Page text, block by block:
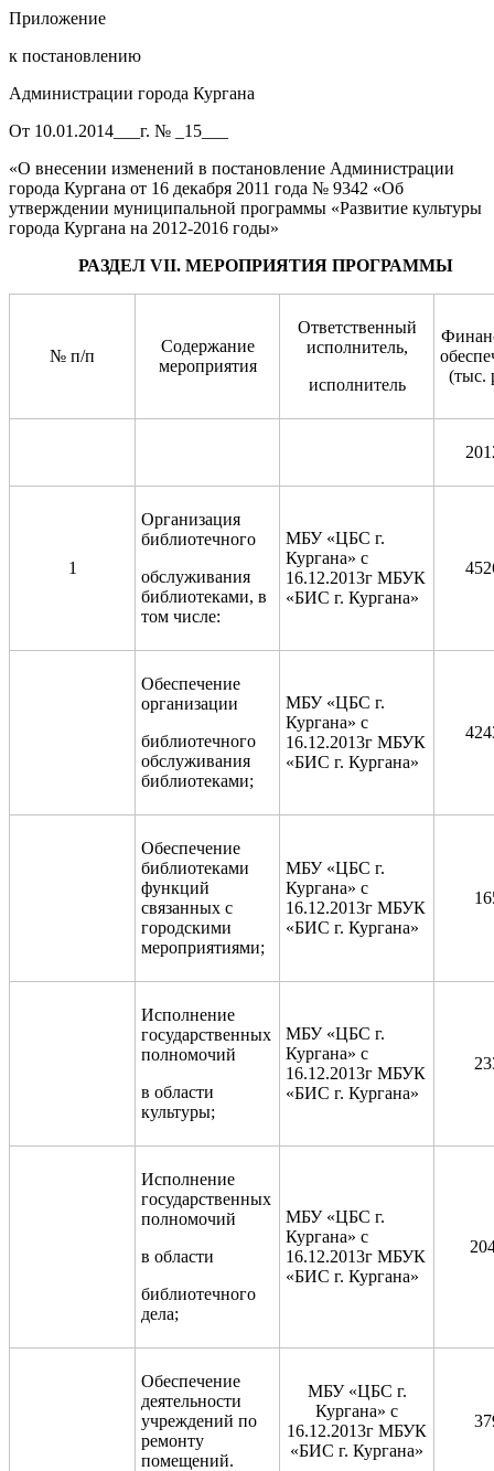
Приложение
к постановлению
Администрации города Кургана
От 10.01.2014___г. № _15___
«О внесении изменений в постановление Администрации
города Кургана от 16 декабря 2011 года № 9342 «Об
утверждении муниципальной программы «Развитие культуры
города Кургана на 2012-2016 годы»
РАЗДЕЛVII. МЕРОПРИЯТИЯ ПРОГРАММЫ
№ п/п
Содержание
мероприятия
Ответственный
исполнитель,
исполнитель
(тыс.
1
Организация
библиотечного
обслуживания
библиотеками, в
том числе:
МБУ «ЦБС г.
Кургана» с
16.12.2013г МБУК
«БИС г. Кургана»
Обеспечение
организации
библиотечного
обслуживания
библиотеками;
МБУ «ЦБС г.
Кургана» с
16.12.2013г МБУК
«БИС г. Кургана»
Обеспечение
библиотеками
функций
связанных с
городскими
мероприятиями;
МБУ «ЦБС г.
Кургана» с
16.12.2013г МБУК
«БИС г. Кургана»
Исполнение
государственных
полномочий
в области
культуры;
МБУ «ЦБС г.
Кургана» с
16.12.2013г МБУК
«БИС г. Кургана»
Исполнение
государственных
полномочий
в области
библиотечного
дела;
МБУ «ЦБС г.
Кургана» с
16.12.2013г МБУК
«БИС г. Кургана»
Обеспечение
деятельности
учреждений по
ремонту
помещений.
МБУ «ЦБС г.
Кургана» с
16.12.2013г МБУК
«БИС г. Кургана»